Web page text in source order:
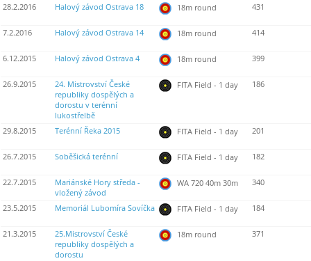
28.2.2016 Halový závod Ostrava 18 18m round 431
7.2.2016 Halový závod Ostrava 14 18m round 414
6.12.2015 Halový závod Ostrava 4 18m round 399
26.9.2015
24. Mistrovství České
republiky dospělých a
dorostu v terénní
lukostřelbě
FITA Field - 1 day 186
29.8.2015 Terénní Řeka 2015 FITA Field - 1 day 201
26.7.2015 Soběšická terénní FITA Field - 1 day 182
22.7.2015
Mariánské Hory středa -
vložený závod
WA 720 40m 30m 340
23.5.2015 Memoriál Lubomíra Sovíčka FITA Field - 1 day 184
21.3.2015
25.Mistrovství České
republiky dospělých a
dorostu
18m round 371